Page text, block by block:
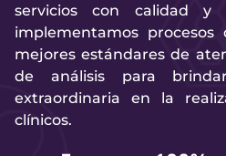
servicios con calidad
implementamos
mejores estándares de
de análisis para
extraordinaria en la
clínicos.